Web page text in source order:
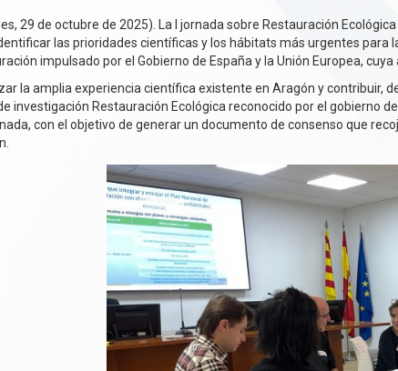
29 de octubre de 2025). La I jornada sobre Restauración
las prioridades científicas y los hábitats más urgentes
impulsado por el Gobierno de España y la Unión Europea,
la amplia experiencia científica existente en Aragón y contribuir,
investigación Restauración Ecológica reconocido por el gobierno
con el objetivo de generar un documento de consenso que